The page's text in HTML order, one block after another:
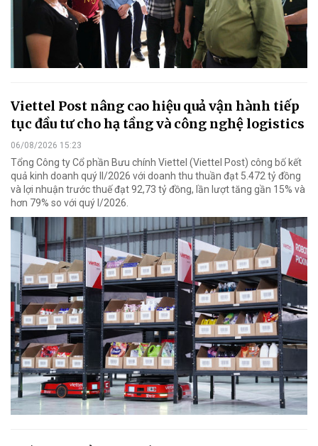
Viettel Post nâng cao hiệu quả vận hành tiếp
tục đầu tư cho hạ tầng và công nghệ logistics
06/08/2026 15:23
Tổng Công ty Cổ phần Bưu chính Viettel (Viettel Post) công bố kết
quả kinh doanh quý II/2026 với doanh thu thuần đạt 5.472 tỷ đồng
và lợi nhuận trước thuế đạt 92,73 tỷ đồng, lần lượt tăng gần 15% và
hơn 79% so với quý I/2026.